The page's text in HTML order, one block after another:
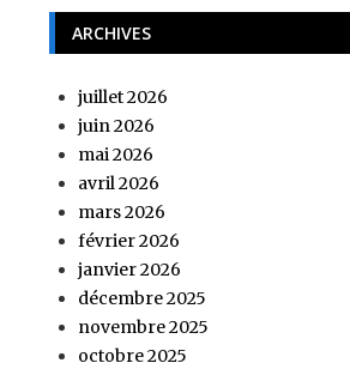
ARCHIVES
juillet 2026
juin 2026
mai 2026
avril 2026
mars 2026
février 2026
janvier 2026
décembre 2025
novembre 2025
octobre 2025